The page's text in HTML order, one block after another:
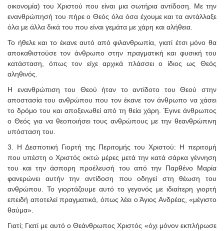
οικονομία) του Χριστού που είναι μια σωτήρια αντίδοση. Με την
ενανθρώπησή του πήρε ο Θεός όλα όσα έχουμε και τα αντάλλαξε
όλα με άλλα δικά του που είναι γεμάτα με χάρη και αλήθεια.
Το ήθελε και το έκανε αυτό από φιλανθρωπία, γιατί έτσι μόνο θα
αποκαθιστούσε τον άνθρωπο στην πραγματική και φυσική του
κατάσταση, όπως τον είχε αρχικά πλάσσει ο ίδιος ως Θεός
αληθινός.
Η ενανθρώπιση του Θεού ήταν το αντίδοτο του Θεού στην
αποστασία του ανθρώπου που τον έκανε τον άνθρωπο να χάσει
το δρόμο του και αποξενωθεί από τη θεία χάρη. Έγινε άνθρωπος
ο Θεός για να θεοποιήσει τους ανθρώπους με την θεανθρώπινη
υπόσταση του.
3. Η Δεσποτική Γιορτή της Περιτομής του Χριστού: Η περιτομή
που υπέστη ο Χριστός οκτώ μέρες μετά την κατά σάρκα γέννηση
του και την άσπορη προέλευσή του από την Παρθένο Μαρία
φανερώνει αυτήν την αντίδοση που οδηγεί στη θέωση του
ανθρώπου. Το γιορτάζουμε αυτό το γεγονός με ιδιαίτερη γιορτή
επειδή αποτελεί πραγματικά, όπως λέει ο Άγιος Ανδρέας, «μέγιστο
θαύμα».
Γιατί; Γιατί με αυτό ο Θεάνθρωπος Χριστός «όχι μόνον εκπλήρωσε